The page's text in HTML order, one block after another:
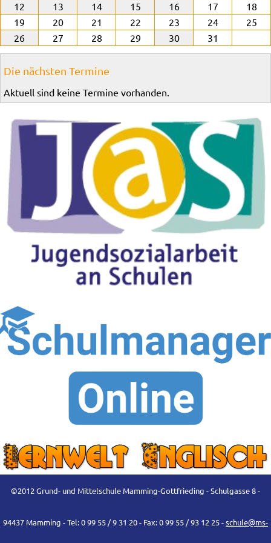
12
13 14 15 16 17
18
19
20 21 22 23 24
25
26
27 28 29 30 31
Die nächsten Termine
Aktuell sind keine Termine vorhanden.
©2012 Grund- und Mittelschule Mamming-Gottfrieding - Schulgasse 8 -
94437 Mamming - Tel: 0 99 55 / 9 31 20 - Fax: 0 99 55 / 93 12 25 -schule@ms-